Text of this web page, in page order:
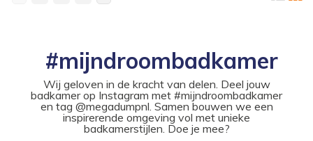
#mijndroombadkamer
Wij geloven in de kracht van delen. Deel jouw
badkamer op Instagram met #mijndroombadkamer
en tag @megadumpnl. Samen bouwen we een
inspirerende omgeving vol met unieke
badkamerstijlen. Doe je mee?